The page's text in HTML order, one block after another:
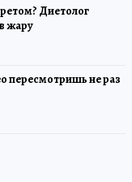
Диетолог
жару
пересмотришь не раз